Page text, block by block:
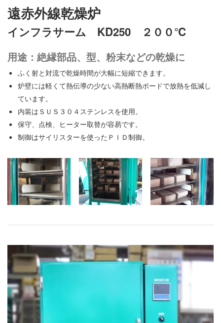
遠赤外線乾燥炉
インフラサーム KD250 ２００℃
用途：絶縁部品、型、粉末などの乾燥に
ふく射と対流で乾燥時間が大幅に短縮できます。
炉壁には軽くて熱伝導の少ない高熱断熱ボードで放熱を低減し
ています。
内装はＳＵＳ３０４ステンレスを使用。
保守、点検、ヒーター取替が容易です。
制御はサイリスターを使ったＰＩＤ制御。